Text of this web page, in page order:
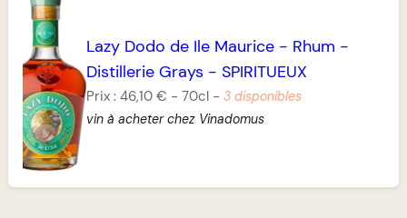
Lazy Dodo de Ile Maurice- Rhum -
Distillerie Grays - SPIRITUEUX
Prix : 46,10 € - 70cl- 3 disponibles
vin à acheter chez Vinadomus